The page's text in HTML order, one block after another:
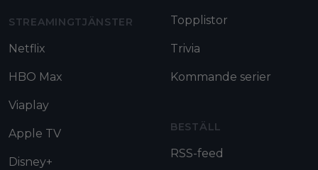
STREAMINGTJÄNSTER
Netflix
HBO Max
Viaplay
Apple TV
Disney+
Topplistor
Trivia
Kommande serier
BESTÄLL
RSS-feed